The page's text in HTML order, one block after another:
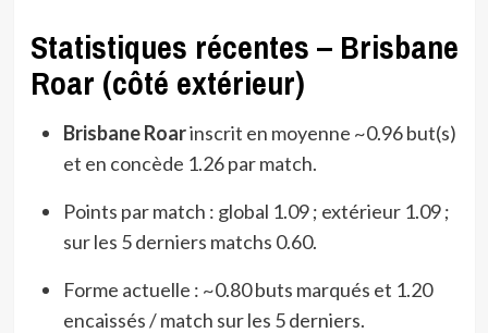
Statistiques récentes – Brisbane
Roar (côté extérieur)
Brisbane Roarinscrit en moyenne ~0.96 but(s)
et en concède 1.26 par match.
Points par match : global 1.09 ; extérieur 1.09 ;
sur les 5 derniers matchs 0.60.
Forme actuelle : ~0.80 buts marqués et 1.20
encaissés / match sur les 5 derniers.